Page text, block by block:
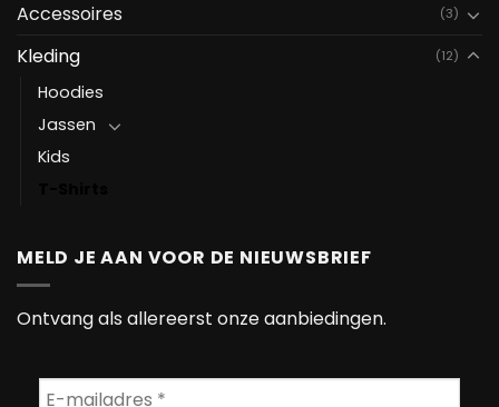
Accessoires (3)
Kleding (12)
Hoodies
Jassen
Kids
MELD JE AAN VOOR DE NIEUWSBRIEF
Ontvang als allereerst onze aanbiedingen.